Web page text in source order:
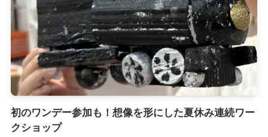
初のワンデー参加も！想像を形にした夏休み連続ワー
クショップ